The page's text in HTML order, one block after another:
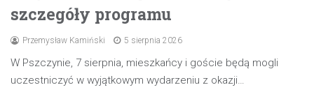
szczegóły programu
Przemysław Kamiński 5 sierpnia 2026
W Pszczynie, 7 sierpnia, mieszkańcy i goście będą mogli
uczestniczyć w wyjątkowym wydarzeniu z okazji…